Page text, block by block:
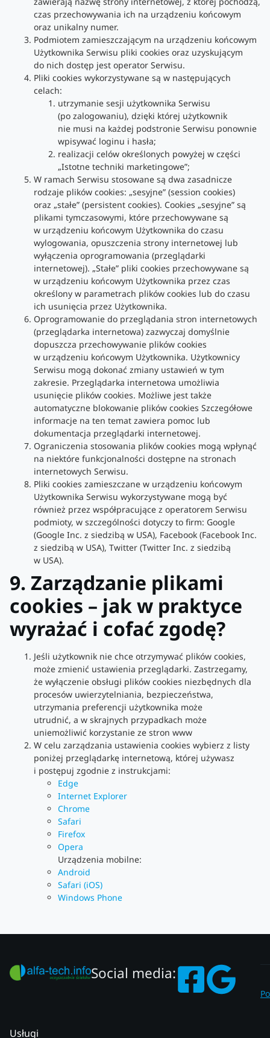
czas przechowywania ich na urządzeniu końcowym
oraz unikalny numer.
Podmiotem zamieszczającym na urządzeniu końcowym
Użytkownika Serwisu pliki cookies oraz uzyskującym
do nich dostęp jest operator Serwisu.
Pliki cookies wykorzystywane są w następujących
celach:
utrzymanie sesji użytkownika Serwisu
(po zalogowaniu), dzięki której użytkownik
nie musi na każdej podstronie Serwisu ponownie
wpisywać loginu i hasła;
realizacji celów określonych powyżej w części
„Istotne techniki marketingowe”;
W ramach Serwisu stosowane są dwa zasadnicze
rodzaje plików cookies: „sesyjne” (session cookies)
oraz „stałe” (persistent cookies). Cookies „sesyjne” są
plikami tymczasowymi, które przechowywane są
w urządzeniu końcowym Użytkownika do czasu
wylogowania, opuszczenia strony internetowej lub
wyłączenia oprogramowania (przeglądarki
internetowej). „Stałe” pliki cookies przechowywane są
w urządzeniu końcowym Użytkownika przez czas
określony w parametrach plików cookies lub do czasu
ich usunięcia przez Użytkownika.
Oprogramowanie do przeglądania stron internetowych
(przeglądarka internetowa) zazwyczaj domyślnie
dopuszcza przechowywanie plików cookies
w urządzeniu końcowym Użytkownika. Użytkownicy
Serwisu mogą dokonać zmiany ustawień w tym
zakresie. Przeglądarka internetowa umożliwia
usunięcie plików cookies. Możliwe jest także
automatyczne blokowanie plików cookies Szczegółowe
informacje na ten temat zawiera pomoc lub
dokumentacja przeglądarki internetowej.
Ograniczenia stosowania plików cookies mogą wpłynąć
na niektóre funkcjonalności dostępne na stronach
internetowych Serwisu.
Pliki cookies zamieszczane w urządzeniu końcowym
Użytkownika Serwisu wykorzystywane mogą być
również przez współpracujące z operatorem Serwisu
podmioty, w szczególności dotyczy to firm: Google
(Google Inc. z siedzibą w USA), Facebook (Facebook Inc.
z siedzibą w USA), Twitter (Twitter Inc. z siedzibą
w USA).
9. Zarządzanie plikami
cookies – jak w praktyce
wyrażać i cofać zgodę?
Jeśli użytkownik nie chce otrzymywać plików cookies,
może zmienić ustawienia przeglądarki. Zastrzegamy,
że wyłączenie obsługi plików cookies niezbędnych dla
procesów uwierzytelniania, bezpieczeństwa,
utrzymania preferencji użytkownika może
utrudnić, a w skrajnych przypadkach może
uniemożliwić korzystanie ze stron www
W celu zarządzania ustawienia cookies wybierz z listy
poniżej przeglądarkę internetową, której używasz
i postępuj zgodnie z instrukcjami:
Edge
Internet Explorer
Chrome
Safari
Firefox
Opera
Urządzenia mobilne:
Android
Safari (iOS)
Windows Phone
Social media:
Usługi